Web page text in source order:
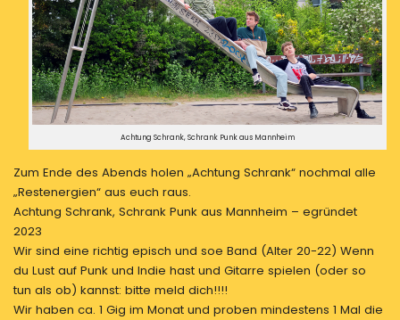
Achtung Schrank, Schrank Punk aus Mannheim
Zum Ende des Abends holen „Achtung Schrank“ nochmal alle
„Restenergien“ aus euch raus.
Achtung Schrank, Schrank Punk aus Mannheim – egründet
2023
Wir sind eine richtig episch und soe Band (Alter 20-22) Wenn
du Lust auf Punk und Indie hast und Gitarre spielen (oder so
tun als ob) kannst: bitte meld dich!!!!
Wir haben ca. 1 Gig im Monat und proben mindestens 1 Mal die